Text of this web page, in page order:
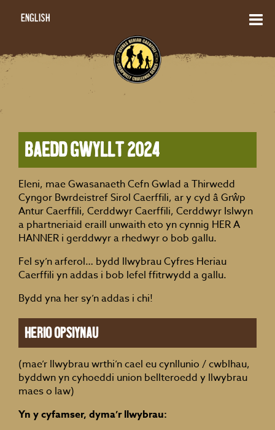
English
BAEDD GWYLLT 2024
Eleni, mae Gwasanaeth Cefn Gwlad a Thirwedd
Cyngor Bwrdeistref Sirol Caerffili, ar y cyd â Grŵp
Antur Caerffili, Cerddwyr Caerffili, Cerddwyr Islwyn
a phartneriaid eraill unwaith eto yn cynnig HER A
HANNER i gerddwyr a rhedwyr o bob gallu.
Fel sy’n arferol… bydd llwybrau Cyfres Heriau
Caerffili yn addas i bob lefel ffitrwydd a gallu.
Bydd yna her sy’n addas i chi!
Herio opsiynau
(mae’r llwybrau wrthi’n cael eu cynllunio / cwblhau,
byddwn yn cyhoeddi union bellteroedd y llwybrau
maes o law)
Yn y cyfamser, dyma’r llwybrau: